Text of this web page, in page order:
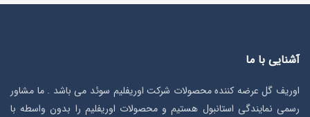
آشنایی با ما
اوریف گل عرضه کننده محصولات شرکت اوریفلیم سوئد می باشد . ما مشاور
رسمی نمایندگی استانبول هستیم و محصولات اوریفلیم را بدون واسطه با